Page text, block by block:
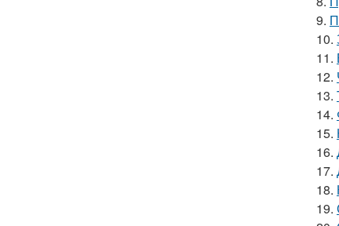
9.
10.
11.
12.
13.
14.
15.
16.
17.
18.
19.